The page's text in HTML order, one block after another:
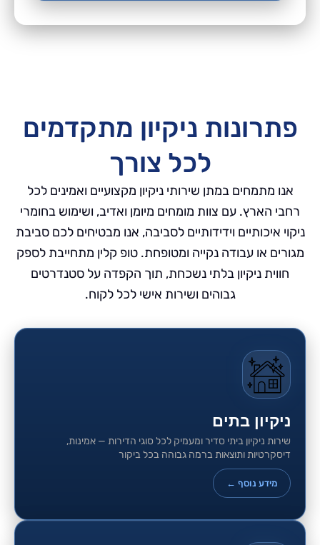
פתרונות ניקיון מתקדמים
לכל צורך
אנו מתמחים במתן שירותי ניקיון מקצועיים ואמינים לכל
רחבי הארץ. עם צוות מומחים מיומן ואדיב, ושימוש בחומרי
ניקוי איכותיים וידידותיים לסביבה, אנו מבטיחים לכם סביבת
מגורים או עבודה נקייה ומטופחת. טופ קלין מתחייבת לספק
חווית ניקיון בלתי נשכחת, תוך הקפדה על סטנדרטים
גבוהים ושירות אישי לכל לקוח.
ניקיון בתים
שירות ניקיון ביתי סדיר ומעמיק לכל סוגי הדירות — אמינות,
דיסקרטיות ותוצאות ברמה גבוהה בכל ביקור
מידע נוסף ←